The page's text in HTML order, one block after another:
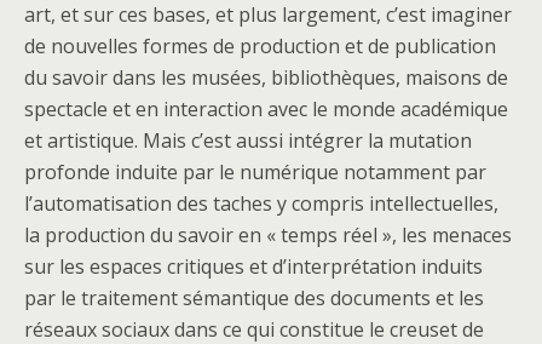
art, et sur ces bases, et plus largement, c’est imaginer
de nouvelles formes de production et de publication
du savoir dans les musées, bibliothèques, maisons de
spectacle et en interaction avec le monde académique
et artistique. Mais c’est aussi intégrer la mutation
profonde induite par le numérique notamment par
l’automatisation des taches y compris intellectuelles,
la production du savoir en « temps réel », les menaces
sur les espaces critiques et d’interprétation induits
par le traitement sémantique des documents et les
réseaux sociaux dans ce qui constitue le creuset de